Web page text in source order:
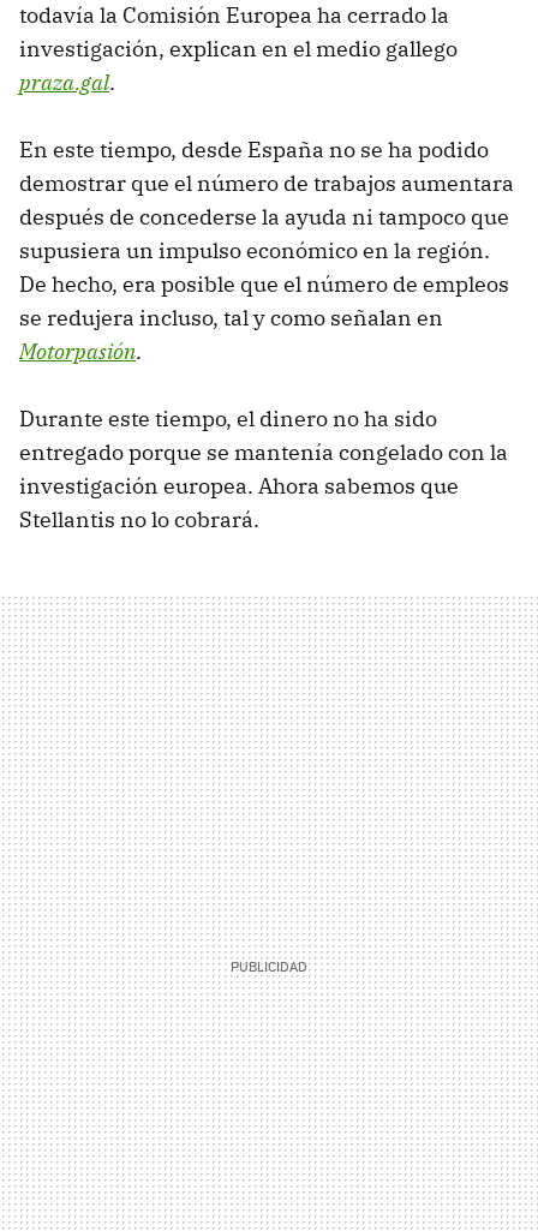
todavía la Comisión Europea ha cerrado la
investigación, explican en el medio gallego
praza.gal.
En este tiempo, desde España no se ha podido
demostrar que el número de trabajos aumentara
después de concederse la ayuda ni tampoco que
supusiera un impulso económico en la región.
De hecho, era posible que el número de empleos
se redujera incluso, tal y como señalan en
Motorpasión.
Durante este tiempo, el dinero no ha sido
entregado porque se mantenía congelado con la
investigación europea. Ahora sabemos que
Stellantis no lo cobrará.